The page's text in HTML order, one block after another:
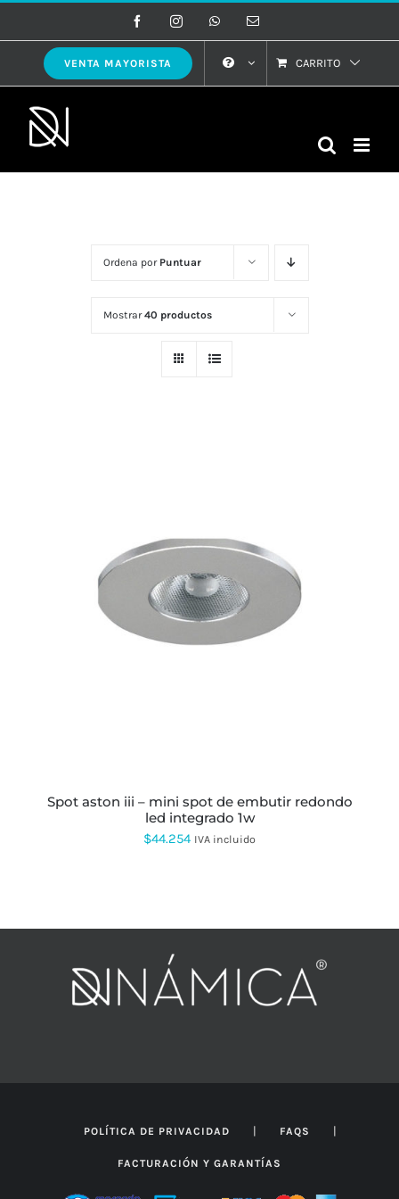
al
contenido
FacebookInstagramWhatsAppCorreo
VENTA MAYORISTA CARRITO
Ordena por Puntuar
Mostrar40 productos
spot aston iii – mini spot de embutir redondo
led integrado 1w
$44.254 IVA incluido
POLÍTICA DE PRIVACIDAD | FAQS |
FACTURACIÓN Y GARANTÍAS